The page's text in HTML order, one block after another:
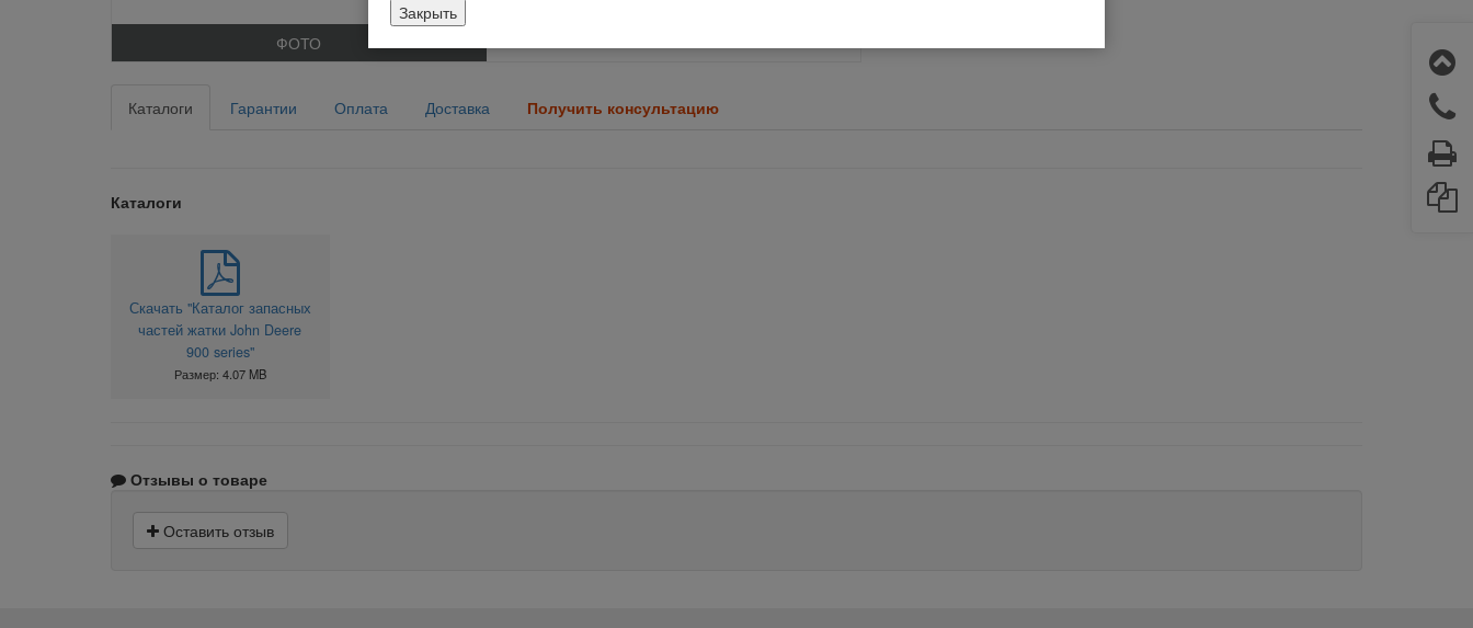
ФОТО
Каталоги Гарантии Оплата Доставка Получить консультацию
Каталоги
Скачать "Каталог запасных
частей жатки John Deere
900 series"
Размер: 4.07 MB
Отзывы о товаре
Оставить отзыв
Закрыть